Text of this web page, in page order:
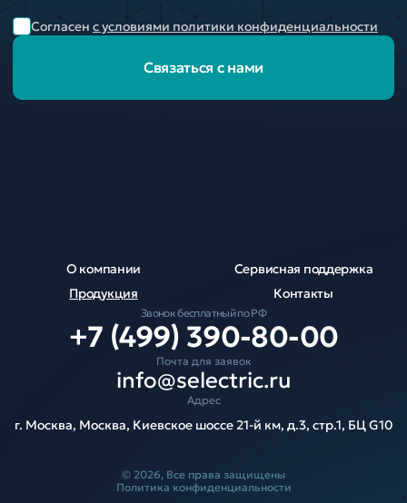
Согласен с условиями политики конфиденциальности
Связаться с нами
О компании
Продукция
Сервисная поддержка
Контакты
Звонок бесплатный по РФ
+7 (499) 390-80-00
Почта для заявок
info@selectric.ru
Адрес
г. Москва, Москва, Киевское шоссе 21-й км, д.3, стр.1, БЦ G10
© 2026, Все права защищены
Политика конфиденциальности